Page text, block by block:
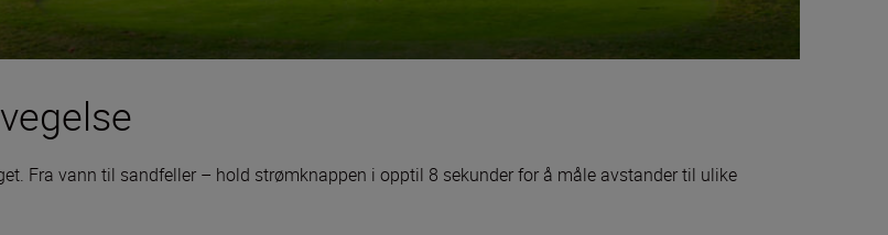
Fra vann til sandfeller – hold strømknappen i opptil 8 sekunder for å måle avstander til ulike